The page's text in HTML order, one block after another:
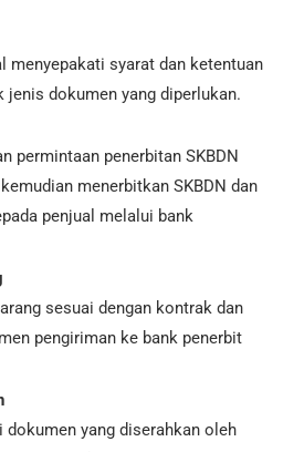
menyepakati syarat dan ketentuan
jenis dokumen yang diperlukan.
permintaan penerbitan SKBDN
menerbitkan SKBDN dan
penjual melalui bank
sesuai dengan kontrak dan
pengiriman ke bank penerbit
dokumen yang diserahkan oleh